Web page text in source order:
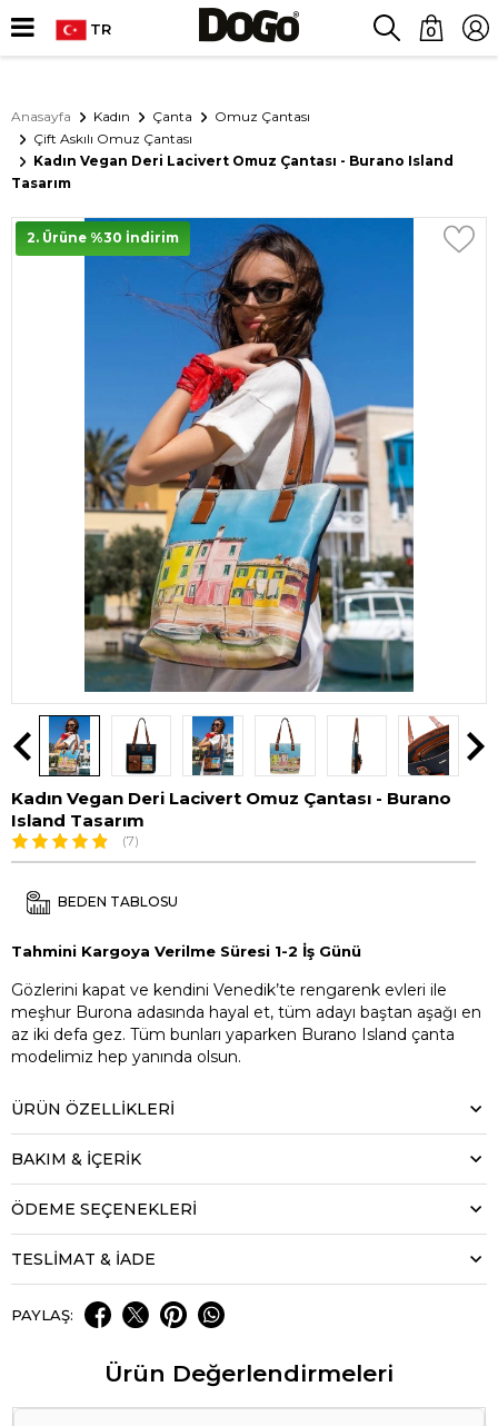
TR 0
Anasayfa Kadın Çanta
Omuz Çantası
Çift Askılı Omuz Çantası
Kadın Vegan Deri Lacivert Omuz Çantası - Burano Island
Tasarım
2. Ürüne %30 İndirim
Kadın Vegan Deri Lacivert Omuz Çantası - Burano
Island Tasarım
(7)
BEDEN TABLOSU
Tahmini Kargoya Verilme Süresi 1-2 İş Günü
Gözlerini kapat ve kendini Venedik’te rengarenk evleri ile
meşhur Burona adasında hayal et, tüm adayı baştan aşağı en
az iki defa gez. Tüm bunları yaparken Burano Island çanta
modelimiz hep yanında olsun.
ÜRÜN ÖZELLIKLERI
BAKIM & İÇERİK
ÖDEME SEÇENEKLERI
TESLİMAT & İADE
PAYLAŞ:
Ürün Değerlendirmeleri